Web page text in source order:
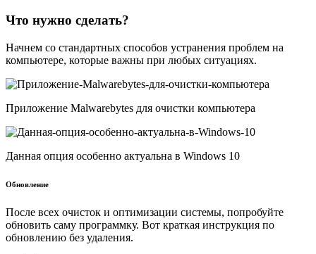
Что нужно сделать?
Начнем со стандартных способов устранения проблем на
компьютере, которые важны при любых ситуациях.
Приложение Malwarebytes для очистки компьютера
Данная опция особенно актуальна в Windows 10
Обновление
После всех очисток и оптимизации системы, попробуйте
обновить саму программку. Вот краткая инструкция по
обновлению без удаления.